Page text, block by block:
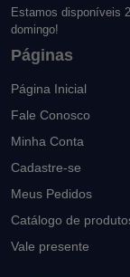
Estamos disponíveis
domingo!
Páginas
Página Inicial
Fale Conosco
Minha Conta
Cadastre-se
Meus Pedidos
Catálogo de
Vale presente